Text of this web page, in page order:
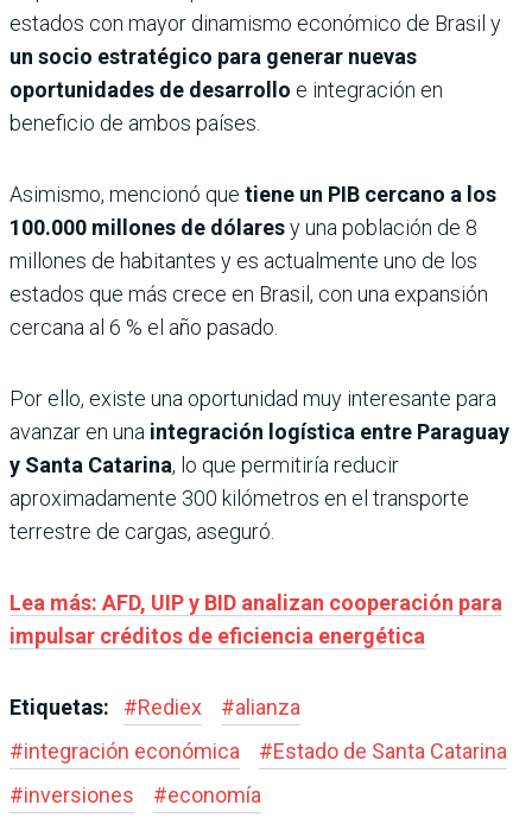
estados con mayor dinamismo económico de Brasil y
un socio estratégico para generar nuevas
oportunidades de desarrollo e integración en
beneficio de ambos países.
Asimismo, mencionó que tiene un PIB cercano a los
100.000 millones de dólaresy una población de 8
millones de habitantes y es actualmente uno de los
estados que más crece en Brasil, con una expansión
cercana al 6 % el año pasado.
Por ello, existe una oportunidad muy interesante para
avanzar en una integración logística entre Paraguay
y Santa Catarina, lo que permitiría reducir
aproximadamente 300 kilómetros en el transporte
terrestre de cargas, aseguró.
Lea más: AFD, UIP y BID analizan cooperación para
impulsar créditos de eficiencia energética
Etiquetas: #Rediex #alianza
#integración económica #Estado de Santa Catarina
#inversiones #economía